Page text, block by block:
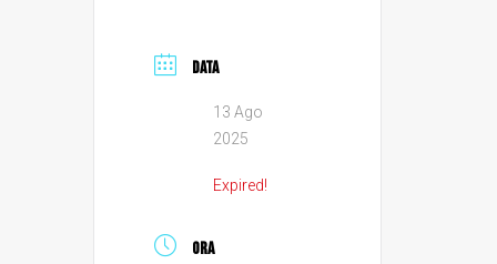
DATA
13 Ago
2025
Expired!
ORA